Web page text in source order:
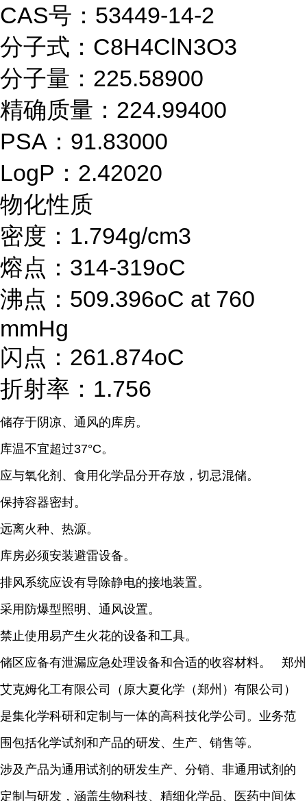
CAS号：53449-14-2
分子式：C8H4ClN3O3
分子量：225.58900
精确质量：224.99400
PSA：91.83000
LogP：2.42020
物化性质
密度：1.794g/cm3
熔点：314-319oC
沸点：509.396oC at 760
mmHg
闪点：261.874oC
折射率：1.756
储存于阴凉、通风的库房。
库温不宜超过37°C。
应与氧化剂、食用化学品分开存放，切忌混储。
保持容器密封。
远离火种、热源。
库房必须安装避雷设备。
排风系统应设有导除静电的接地装置。
采用防爆型照明、通风设置。
禁止使用易产生火花的设备和工具。
储区应备有泄漏应急处理设备和合适的收容材料。 郑州
艾克姆化工有限公司（原大夏化学（郑州）有限公司）
是集化学科研和定制与一体的高科技化学公司。业务范
围包括化学试剂和产品的研发、生产、销售等。
涉及产品为通用试剂的研发生产、分销、非通用试剂的
定制与研发，涵盖生物科技、精细化学品、医药中间体